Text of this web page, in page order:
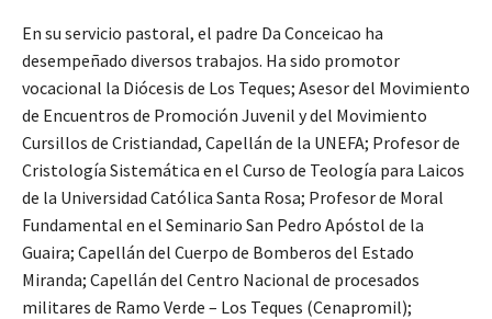
En su servicio pastoral, el padre Da Conceicao ha
desempeñado diversos trabajos. Ha sido promotor
vocacional la Diócesis de Los Teques; Asesor del Movimiento
de Encuentros de Promoción Juvenil y del Movimiento
Cursillos de Cristiandad, Capellán de la UNEFA; Profesor de
Cristología Sistemática en el Curso de Teología para Laicos
de la Universidad Católica Santa Rosa; Profesor de Moral
Fundamental en el Seminario San Pedro Apóstol de la
Guaira; Capellán del Cuerpo de Bomberos del Estado
Miranda; Capellán del Centro Nacional de procesados
militares de Ramo Verde – Los Teques (Cenapromil);